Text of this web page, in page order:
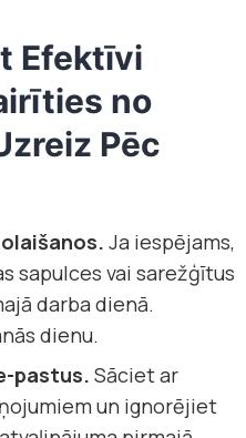
Efektīvi
no
Pēc
Ja iespējams,
sapulces vai sarežģītus
darba dienā.
dienu.
pastus. Sāciet ar
un ignorējiet